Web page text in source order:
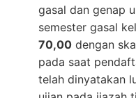
gasal dan genap
semester gasal
70,00 dengan
pada saat
telah dinyatakan